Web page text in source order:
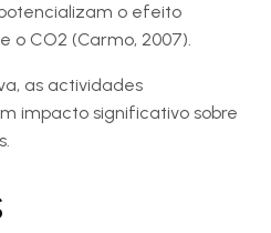
o efeito
o CO2 (Carmo, 2007).
as actividades
impacto significativo sobre